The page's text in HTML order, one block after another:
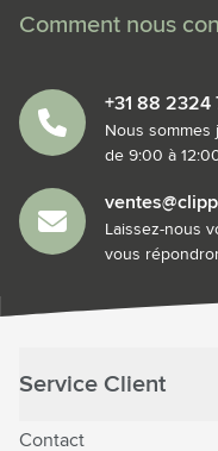
Comment nous
+31 88 2324
Nous sommes
de 9:00 à
Laissez-nous
vous
Service Client
Contact